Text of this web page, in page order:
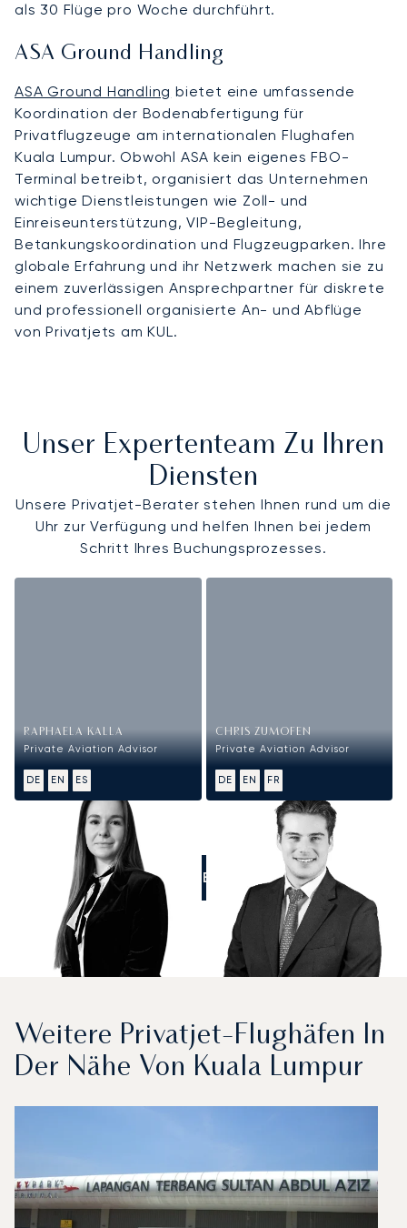
als 30 Flüge pro Woche durchführt.
ASA Ground Handling
ASA Ground Handling bietet eine umfassende
Koordination der Bodenabfertigung für
Privatflugzeuge am internationalen Flughafen
Kuala Lumpur. Obwohl ASA kein eigenes FBO-
Terminal betreibt, organisiert das Unternehmen
wichtige Dienstleistungen wie Zoll- und
Einreiseunterstützung, VIP-Begleitung,
Betankungskoordination und Flugzeugparken. Ihre
globale Erfahrung und ihr Netzwerk machen sie zu
einem zuverlässigen Ansprechpartner für diskrete
und professionell organisierte An- und Abflüge
von Privatjets am KUL.
Unser Expertenteam Zu Ihren
Diensten
Unsere Privatjet-Berater stehen Ihnen rund um die
Uhr zur Verfügung und helfen Ihnen bei jedem
Schritt Ihres Buchungsprozesses.
RAPHAELA KALLA
Private Aviation Advisor
DE EN ES
CHRIS ZUMOFEN
Private Aviation Advisor
DE EN FR
RUFEN SIE UNS AN
Weitere Privatjet-Flughäfen In
Der Nähe Von Kuala Lumpur